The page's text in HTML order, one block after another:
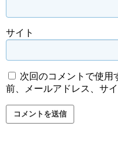
サイト
次回のコメントで使用
前、メールアドレス、サイ